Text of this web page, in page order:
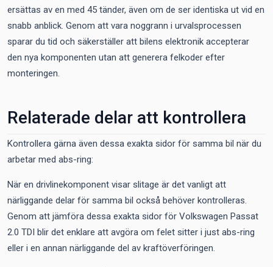
ersättas av en med 45 tänder, även om de ser identiska ut vid en
snabb anblick. Genom att vara noggrann i urvalsprocessen
sparar du tid och säkerställer att bilens elektronik accepterar
den nya komponenten utan att generera felkoder efter
monteringen.
Relaterade delar att kontrollera
Kontrollera gärna även dessa exakta sidor för samma bil när du
arbetar med abs-ring:
När en drivlinekomponent visar slitage är det vanligt att
närliggande delar för samma bil också behöver kontrolleras.
Genom att jämföra dessa exakta sidor för Volkswagen Passat
2.0 TDI blir det enklare att avgöra om felet sitter i just abs-ring
eller i en annan närliggande del av kraftöverföringen.